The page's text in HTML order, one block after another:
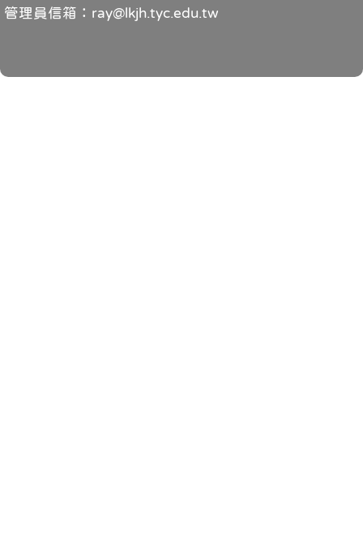
管理員信箱：ray@lkjh.tyc.edu.tw